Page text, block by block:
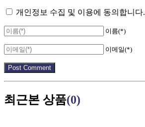
개인정보 수집 및 이용에 동의합니다.
이름(*)
이메일(*)
최근본 상품(0)